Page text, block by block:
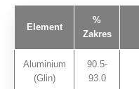
Element
%
Zakres
Aluminium
(Glin)
90.5-
93.0